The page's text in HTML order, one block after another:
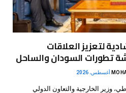
لتعزيز العلاقات
تطورات السودان والساحل
وزير الخارجية والتعاون الدولي